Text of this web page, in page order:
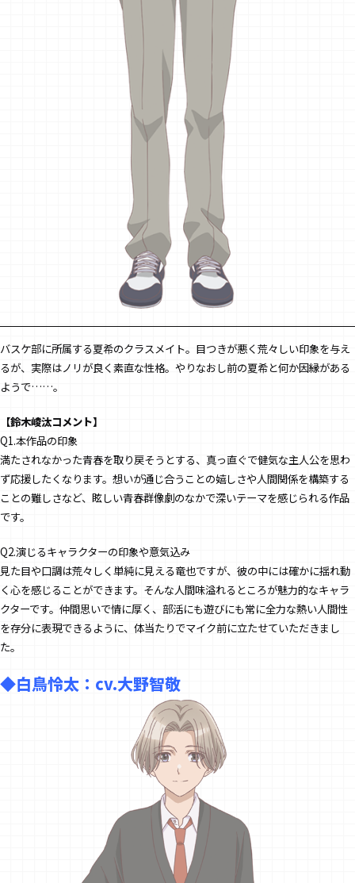
CONTENTS
MOVIE
ムービー
INTRODUCTION
イントロダクション
STORY
ストーリー
登場キャラクター
MUSIC
主題歌
Blu-ray
パッケージ情報
STAFF&CAST
スタッフ&キャスト
バスケ部に所属する夏希のクラスメイト。目つきが悪く荒々しい印象を与え
るが、実際はノリが良く素直な性格。やりなおし前の夏希と何か因縁がある
ようで……。
【鈴木崚汰コメント】
Q1.本作品の印象
満たされなかった青春を取り戻そうとする、真っ直ぐで健気な主人公を思わ
ず応援したくなります。想いが通じ合うことの嬉しさや人間関係を構築する
ことの難しさなど、眩しい青春群像劇のなかで深いテーマを感じられる作品
です。
Q2.演じるキャラクターの印象や意気込み
見た目や口調は荒々しく単純に見える竜也ですが、彼の中には確かに揺れ動
く心を感じることができます。そんな人間味溢れるところが魅力的なキャラ
クターです。仲間思いで情に厚く、部活にも遊びにも常に全力な熱い人間性
を存分に表現できるように、体当たりでマイク前に立たせていただきまし
た。
◆白鳥怜太：cv.大野智敬